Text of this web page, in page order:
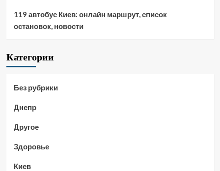
119 автобус Киев: онлайн маршрут, список
остановок, новости
Категории
Без рубрики
Днепр
Другое
Здоровье
Киев